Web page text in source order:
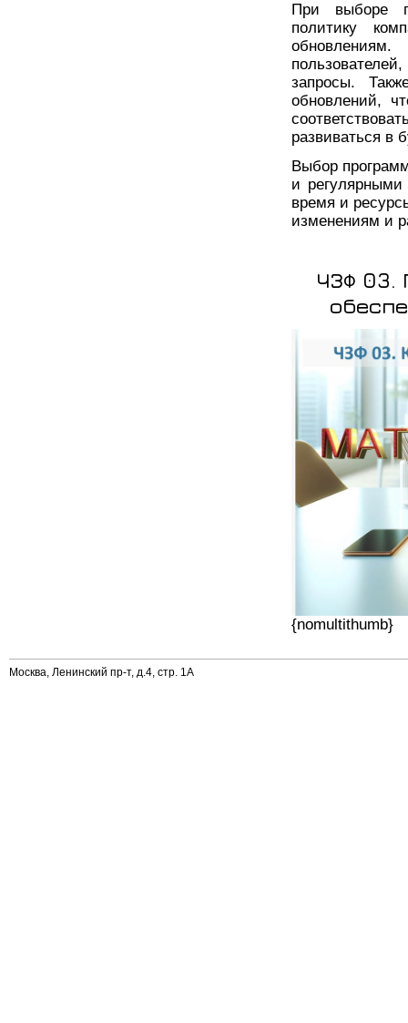
При выборе
политику
обновлениям.
запросы.
обновлений,
развиваться в
Выбор
и
время и
изменениям и
ЧЗФ 03.
{nomultithumb}
Москва, Ленинский пр-т, д.4, стр. 1А